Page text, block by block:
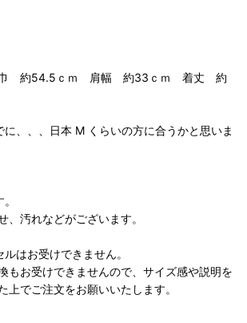
巾 約54.5ｃｍ 肩幅 約33ｃｍ 着丈 約
、、、日本 M くらいの方に合うかと思いま
、汚れなどがございます。
はお受けできません。
もお受けできませんので、サイズ感や説明を
上でご注文をお願いいたします。